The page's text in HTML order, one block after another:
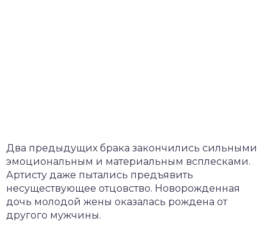
Два предыдущих брака закончились сильными
эмоциональным и материальным всплесками.
Артисту даже пытались предъявить
несуществующее отцовство. Новорожденная
дочь молодой жены оказалась рождена от
другого мужчины.